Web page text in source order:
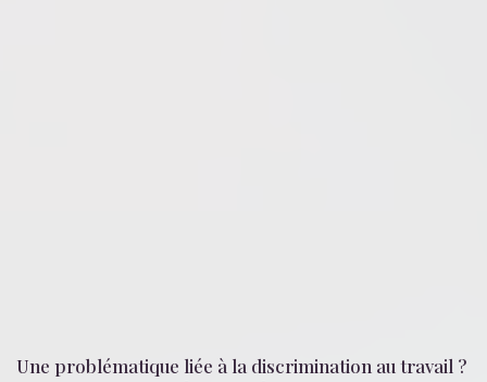
Une problématique liée à la discrimination au travail ?